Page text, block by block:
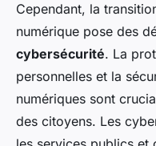
Cependant, la
numérique pose des
cybersécurité. La
personnelles et la
numériques sont
des citoyens. Les